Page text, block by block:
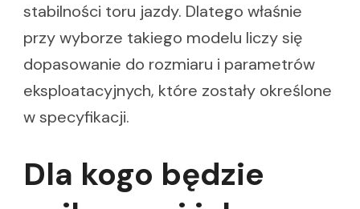
stabilności toru jazdy. Dlatego właśnie
przy wyborze takiego modelu liczy się
dopasowanie do rozmiaru i parametrów
eksploatacyjnych, które zostały określone
w specyfikacji.
Dla kogo będzie